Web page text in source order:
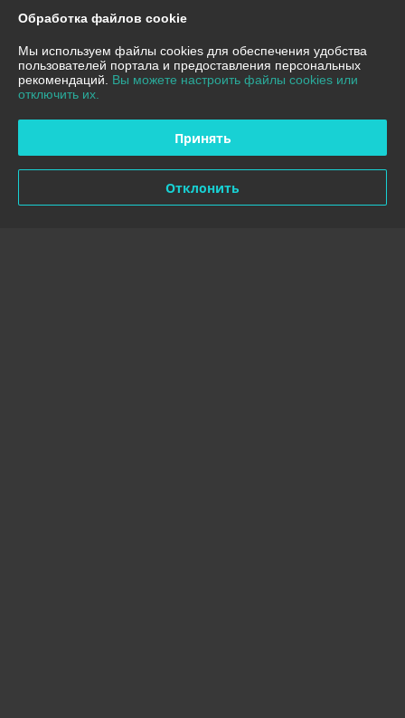
График работы
Полная версия сайта
Политика обработки cookies
Сайт создан на платформе Deal.by
Обработка файлов cookie
Мы используем файлы cookies для обеспечения удобства
пользователей портала и предоставления персональных
рекомендаций. Вы можете настроить файлы cookies или
отключить их.
Принять
Отклонить